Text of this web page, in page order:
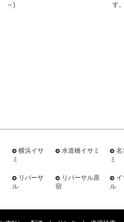
～)
す。
横浜イサ
ミ
水道橋イサミ
名
ミ
リバーサ
ル
リバーサル原
宿
イ
ル